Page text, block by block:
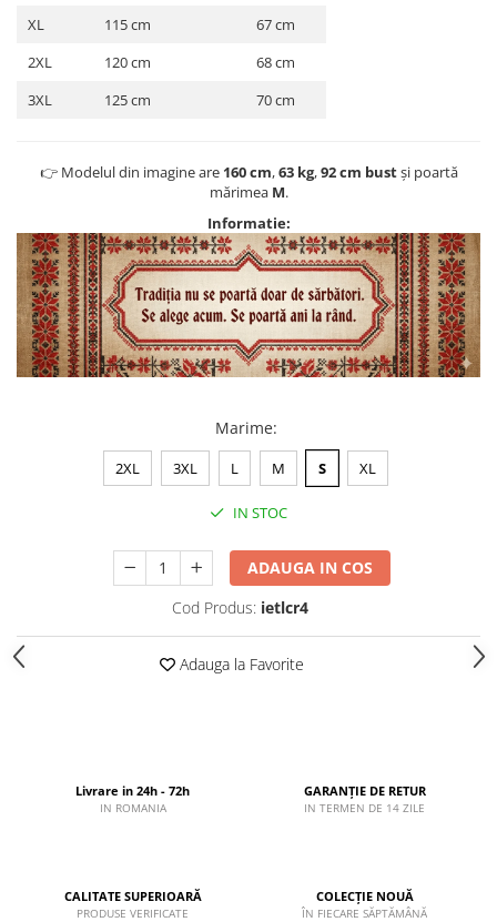
XL
115 cm
67 cm
2XL
120 cm
68 cm
3XL
125 cm 70 cm
👉 Modelul din imagine are 160 cm,63 kg,92 cm bustși poartă
mărimea M.
Informatie:
Marime:
2XL 3XL L M S XL
IN STOC
ADAUGA IN COS
Cod Produs: ietlcr4
Adauga la Favorite
Livrare in 24h - 72h
IN ROMANIA
GARANȚIE DE RETUR
IN TERMEN DE 14 ZILE
CALITATE SUPERIOARĂ
PRODUSE VERIFICATE
COLECȚIE NOUĂ
ÎN FIECARE SĂPTĂMÂNĂ